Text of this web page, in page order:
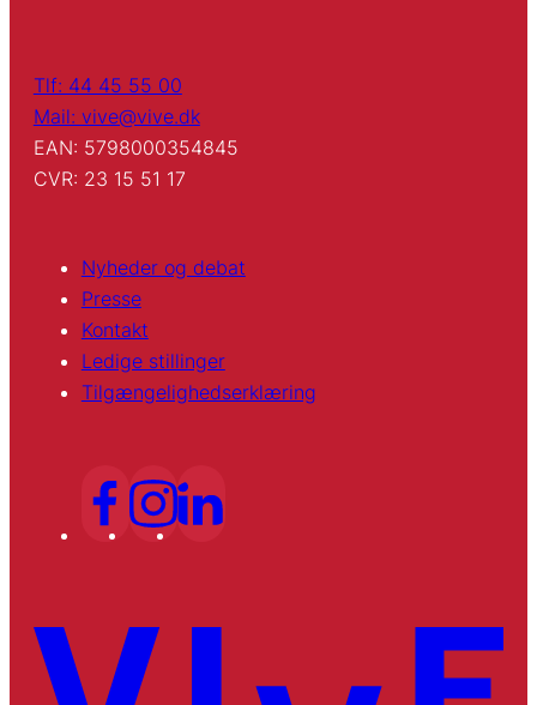
Tlf: 44 45 55 00
Mail: vive@vive.dk
EAN: 5798000354845
CVR: 23 15 51 17
Nyheder og debat
Presse
Kontakt
Ledige stillinger
Tilgængelighedserklæring